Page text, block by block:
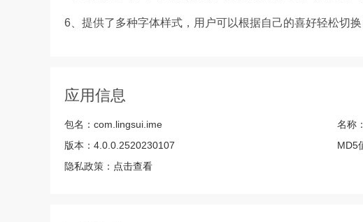
6、提供了多种字体样式，用户可以根据自己的喜好轻松切换
应用信息
包名： com.lingsui.ime 名称：
版本： 4.0.0.2520230107 MD5
隐私政策： 点击查看